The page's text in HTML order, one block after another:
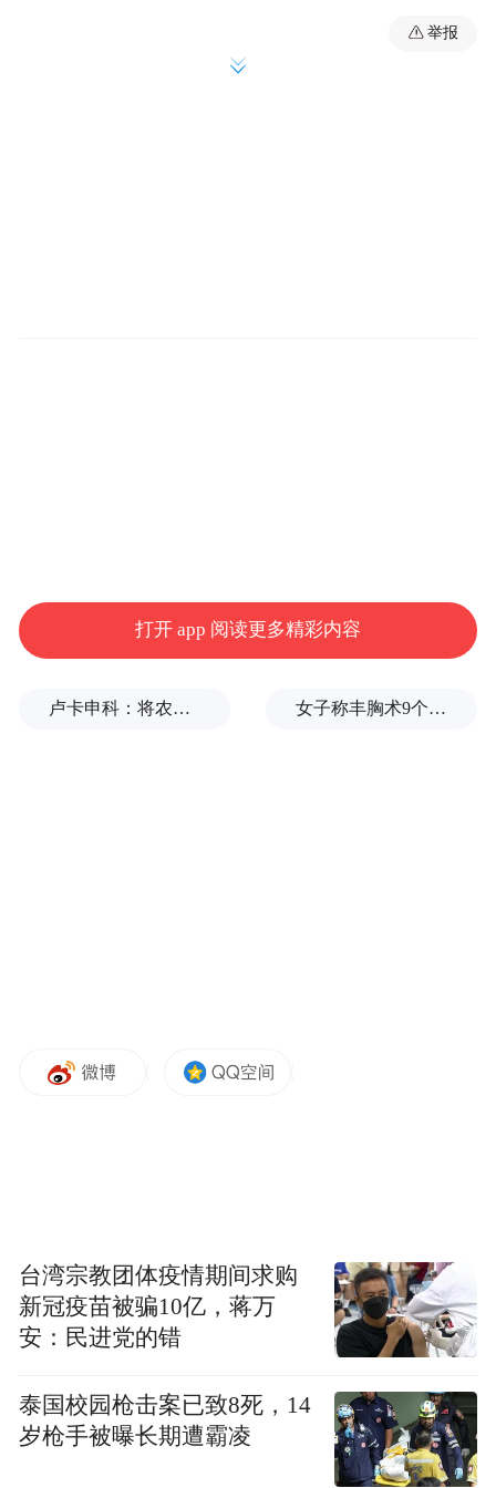
胁，才是破坏地区和平的真正因素，反映出
极端反古势力企图重新确立美国对古巴的控
制。
举报
打开 app 阅读更多精彩内容
卢卡申科：将农忙季节不好好干活的人都发配边疆充军！ 女子称丰胸术9个月后确诊乳腺癌，医美机构：手术不可能引发癌症，建议走司法途径
台湾宗教团体疫情期间求购
新冠疫苗被骗10亿，蒋万
安：民进党的错
泰国校园枪击案已致8死，14
岁枪手被曝长期遭霸凌